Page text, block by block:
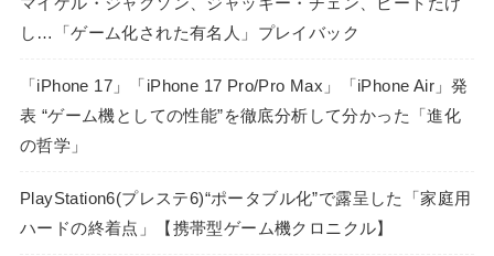
し…「ゲーム化された有名人」プレイバック
「iPhone 17」「iPhone 17 Pro/Pro Max」「iPhone Air」発
表 “ゲーム機としての性能”を徹底分析して分かった「進化
の哲学」
PlayStation6(プレステ6)“ポータブル化”で露呈した「家庭用
ハードの終着点」【携帯型ゲーム機クロニクル】